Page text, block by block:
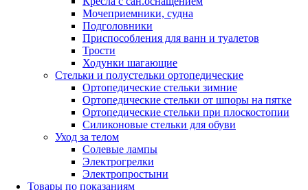
Мочеприемники, судна
Подголовники
Приспособления для ванн и туалетов
Трости
Ходунки шагающие
Стельки и полустельки ортопедические
Ортопедические стельки зимние
Ортопедические стельки от шпоры на пятке
Ортопедические стельки при плоскостопии
Силиконовые стельки для обуви
Уход за телом
Солевые лампы
Электрогрелки
Электропростыни
Товары по показаниям